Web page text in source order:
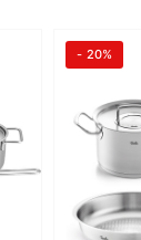
- 20%